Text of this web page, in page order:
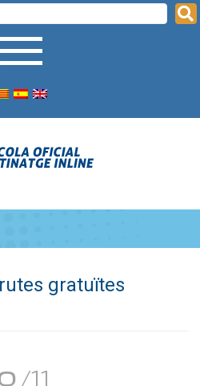
rutes gratuïtes
/11